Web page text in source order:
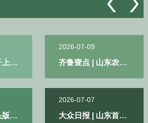
上
2026-07-09
齐鲁壹点 | 山东农业
实干、练本领——逐
梦正当时
版 |
2026-07-07
大众日报 | 山东首次
2024-11-04
山东农大 | 热土之上
2024-03-11
《登高》（2024）